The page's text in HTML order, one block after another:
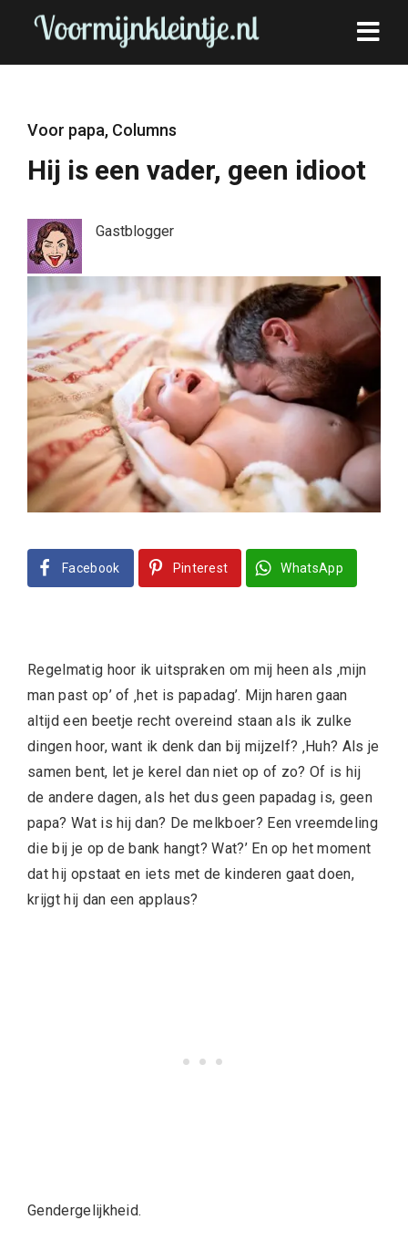
Voor papa, Columns
Hij is een vader, geen idioot
Gastblogger
Facebook Pinterest WhatsApp
Regelmatig hoor ik uitspraken om mij heen als ‚mijn
man past op’ of ‚het is papadag’. Mijn haren gaan
altijd een beetje recht overeind staan als ik zulke
dingen hoor, want ik denk dan bij mijzelf? ‚Huh? Als je
samen bent, let je kerel dan niet op of zo? Of is hij
de andere dagen, als het dus geen papadag is, geen
papa? Wat is hij dan? De melkboer? Een vreemdeling
die bij je op de bank hangt? Wat?’ En op het moment
dat hij opstaat en iets met de kinderen gaat doen,
krijgt hij dan een applaus?
Gendergelijkheid.